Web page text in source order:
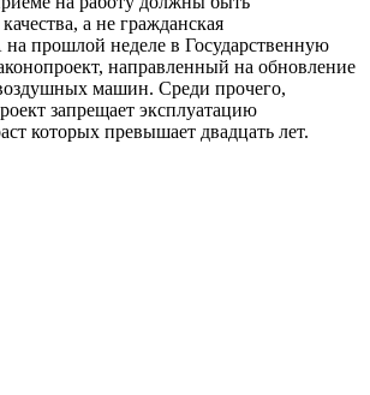
а не гражданская
прошлой неделе в Государственную
направленный на обновление
машин. Среди прочего,
запрещает эксплуатацию
которых превышает двадцать лет.